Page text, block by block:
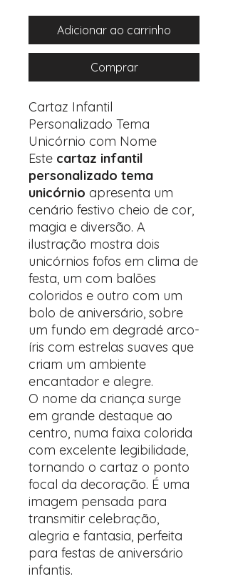
Adicionar ao carrinho
Comprar
Cartaz Infantil
Personalizado Tema
Unicórnio com Nome
Este cartaz infantil
personalizado tema
unicórnio apresenta um
cenário festivo cheio de cor,
magia e diversão. A
ilustração mostra dois
unicórnios fofos em clima de
festa, um com balões
coloridos e outro com um
bolo de aniversário, sobre
um fundo em degradé arco-
íris com estrelas suaves que
criam um ambiente
encantador e alegre.
O nome da criança surge
em grande destaque ao
centro, numa faixa colorida
com excelente legibilidade,
tornando o cartaz o ponto
focal da decoração. É uma
imagem pensada para
transmitir celebração,
alegria e fantasia, perfeita
para festas de aniversário
infantis.